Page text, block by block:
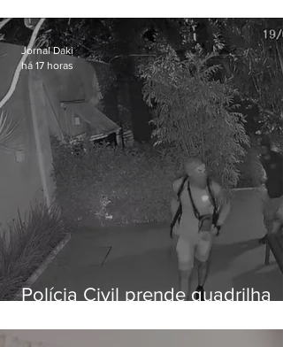
Polícia Civil prende quadrilha
residências de luxo no Rio
Jornal Daki
há 17 horas